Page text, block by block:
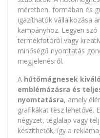
méretben, formában és
igazíthatók vállalkozása
kampányhoz. Legyen
termékfotóról vagy
minőségű nyomtatás
megjelenésről.
A hűtőmágnesek
emblémázásra és
nyomtatásra, amely
grafikákat tesz lehetővé.
négyzet, téglalap vagy
készíthetők, így a